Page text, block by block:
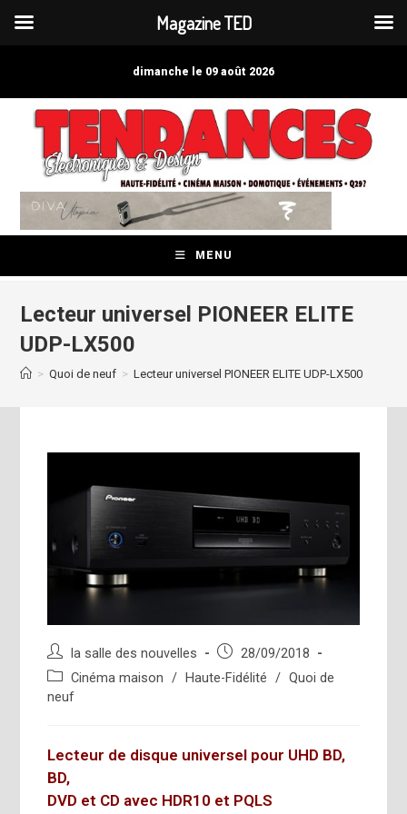
dimanche le 09 août 2026
MENU
Lecteur universel PIONEER ELITE
UDP-LX500
> Quoi de neuf > Lecteur universel PIONEER ELITE UDP-LX500
Auteur/autrice
de
la salle des nouvelles
Publication
publiée :
28/09/2018
Post
category:
Cinéma maison / Haute-Fidélité / Quoi de
neuf
Lecteur de disque universel pour UHD BD,
BD,
DVD et CD avec HDR10 et PQLS
Magazine TED